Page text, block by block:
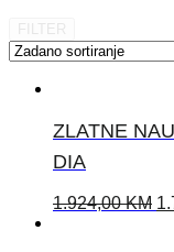
ZLATNE
DIA
1.924,00KM